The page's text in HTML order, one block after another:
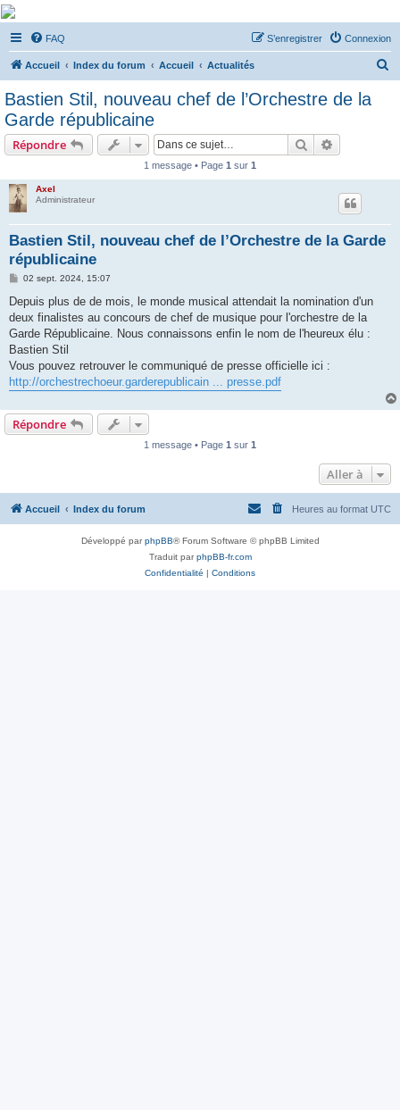
De Musicae Militari -
Forums
Forums de discussions
FAQ Connexion
S’enregistrer
Accueil Index du forum Accueil Actualités
Bastien Stil, nouveau chef de l’Orchestre de la
Garde républicaine
Répondre Rechercher
1 message • Page 1 sur 1
Axel
Administrateur
Bastien Stil, nouveau chef de l’Orchestre de la Garde
républicaine
M
s
s
a
g
02 sept. 2024, 15:07
Depuis plus de de mois, le monde musical attendait la nomination d'un
deux finalistes au concours de chef de musique pour l'orchestre de la
Garde Républicaine. Nous connaissons enfin le nom de l'heureux élu :
Bastien Stil
Vous pouvez retrouver le communiqué de presse officielle ici :
http://orchestrechoeur.garderepublicain ... presse.pdf
Répondre
1 message • Page 1 sur 1
Aller à
Accueil Index du forum Heures au format UTC
Développé parphpBB® Forum Software © phpBB Limited
Traduit parphpBB-fr.com
Confidentialité | Conditions